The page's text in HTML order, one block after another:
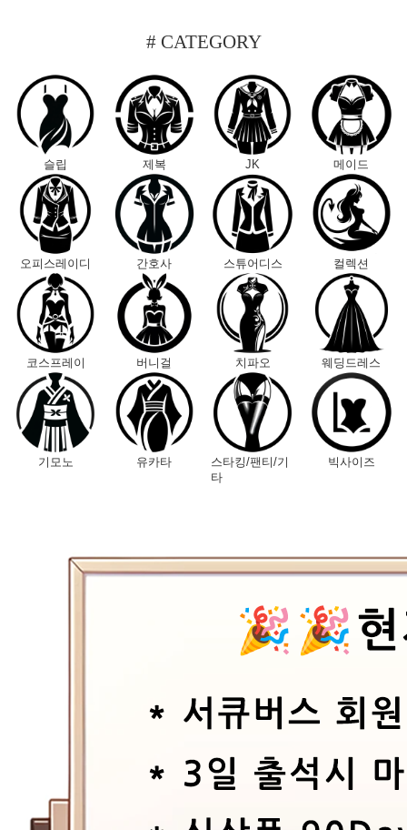
# CATEGORY
슬립 제복 JK 메이드
오피스레이디 간호사 스튜어디스 컬렉션
코스프레이 버니걸 치파오 웨딩드레스
기모노 유카타
스타킹/팬티/기
타
빅사이즈